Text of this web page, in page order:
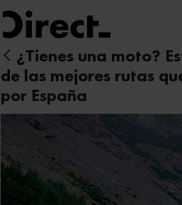
Nota:
este
sitio
web
incluye
un
de
accesibilidad.
¿Tienes una moto?
de las mejores rutas
por España